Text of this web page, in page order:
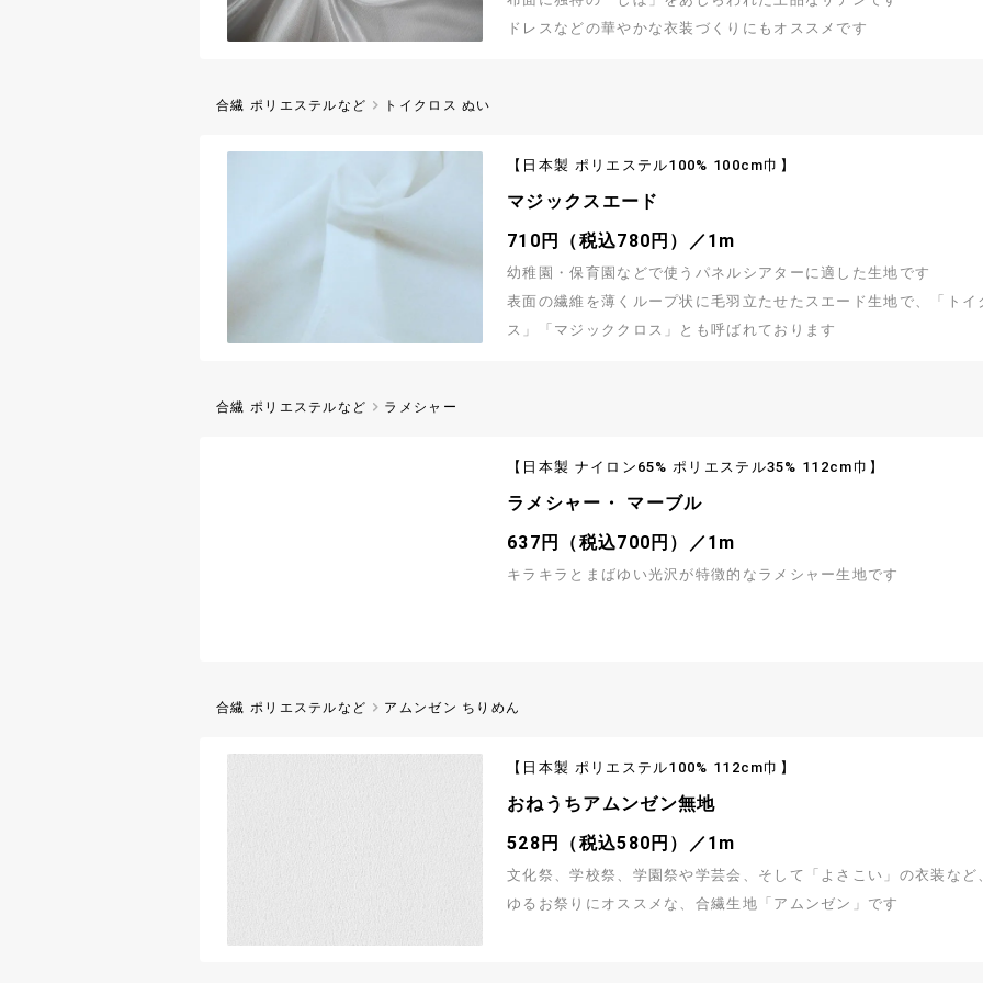
ドレスなどの華やかな衣装づくりにもオススメです
合繊 ポリエステルなど トイクロス ぬい
【日本製 ポリエステル100% 100cm巾】
マジックスエード
710円（税込780円）／1m
幼稚園・保育園などで使うパネルシアターに適した生地です
表面の繊維を薄くループ状に毛羽立たせたスエード生地で、「トイ
ス」「マジッククロス」とも呼ばれております
合繊 ポリエステルなど ラメシャー
【日本製 ナイロン65% ポリエステル35% 112cm巾】
ラメシャー・ マーブル
637円（税込700円）／1m
キラキラとまばゆい光沢が特徴的なラメシャー生地です
合繊 ポリエステルなど アムンゼン ちりめん
【日本製 ポリエステル100% 112cm巾】
おねうちアムンゼン無地
528円（税込580円）／1m
文化祭、学校祭、学園祭や学芸会、そして「よさこい」の衣装など
ゆるお祭りにオススメな、合繊生地「アムンゼン」です